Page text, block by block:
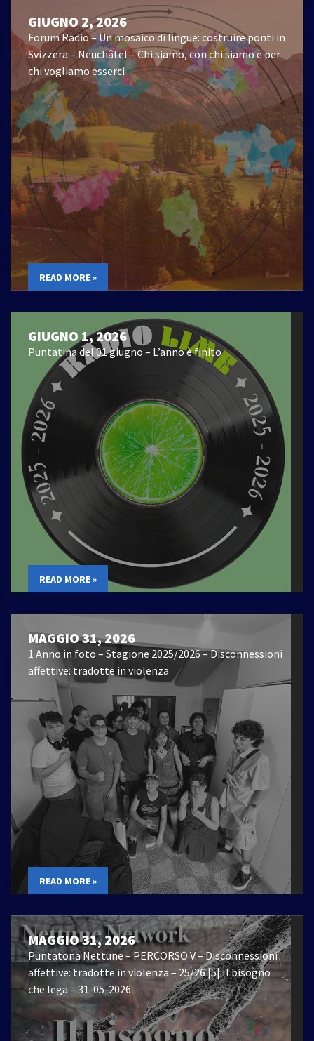
GIUGNO 2, 2026
Forum Radio – Un mosaico di lingue: costruire ponti in
Svizzera – Neuchâtel – Chi siamo, con chi siamo e per
chi vogliamo esserci
READ MORE »
GIUGNO 1, 2026
Puntatina del 01 giugno – L’anno è finito
READ MORE »
MAGGIO 31, 2026
1 Anno in foto – Stagione 2025/2026 – Disconnessioni
affettive: tradotte in violenza
READ MORE »
MAGGIO 31, 2026
Puntatona Nettune – PERCORSO V – Disconnessioni
affettive: tradotte in violenza – 25/26 |5| Il bisogno
che lega – 31-05-2026